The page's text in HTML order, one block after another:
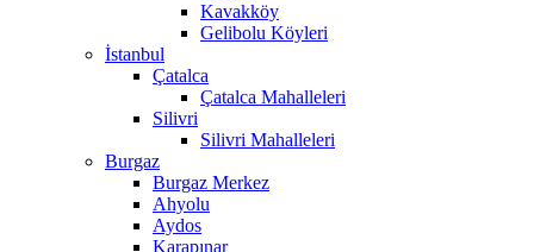
Kavakköy
Gelibolu Köyleri
İstanbul
Çatalca
Çatalca Mahalleleri
Silivri
Silivri Mahalleleri
Burgaz
Burgaz Merkez
Ahyolu
Aydos
Karapınar